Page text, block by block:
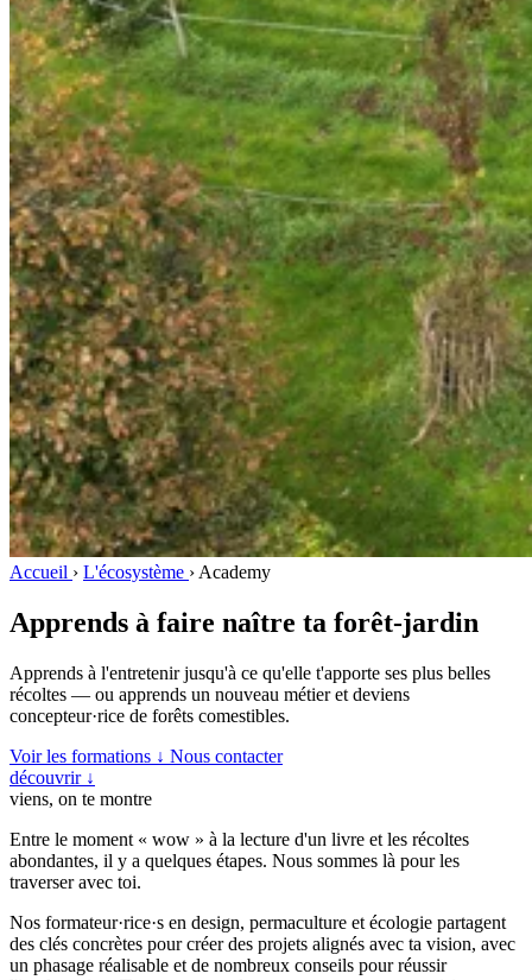
Accueil › L'écosystème › Academy
Apprends à faire naître ta forêt-jardin
Apprends à l'entretenir jusqu'à ce qu'elle t'apporte ses plus belles
récoltes — ou apprends un nouveau métier et deviens
concepteur·rice de forêts comestibles.
Voir les formations ↓ Nous contacter
découvrir ↓
viens, on te montre
Entre le moment « wow » à la lecture d'un livre et les récoltes
abondantes, il y a quelques étapes. Nous sommes là pour les
traverser avec toi.
Nos formateur·rice·s en design, permaculture et écologie partagent
des clés concrètes pour créer des projets alignés avec ta vision, avec
un phasage réalisable et de nombreux conseils pour réussir